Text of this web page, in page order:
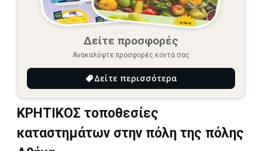
Δείτε προσφορές
Ανακαλύψτε προσφορές κοντά σας
Δείτε περισσότερα
ΚΡΗΤΙΚΟΣ τοποθεσίες
καταστημάτων στην πόλη της πόλης